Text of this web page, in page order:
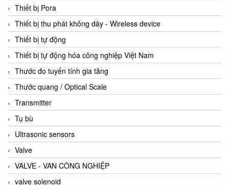
Thiết bị Pora
Thiết bị thu phát không dây - Wireless device
Thiết bị tự động
Thiết bị tự động hóa công nghiệp Việt Nam
Thước đo tuyến tính gia tăng
Thước quang / Optical Scale
Transmitter
Tụ bù
Ultrasonic sensors
Valve
VALVE - VAN CÔNG NGHIỆP
valve solenoid